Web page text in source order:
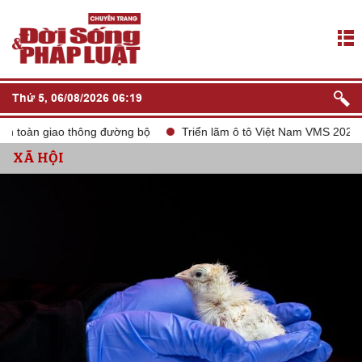
Thứ 5, 06/08/2026 06:19
giao thông đường bộ Triển lãm ô tô Việt Nam VMS 2024
XÃ HỘI